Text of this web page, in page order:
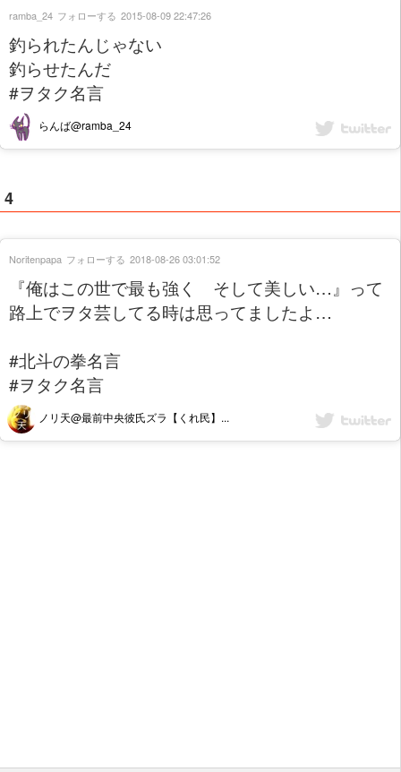
釣られたんじゃない
釣らせたんだ
#ヲタク名言
らんば@ramba_24
ramba_24 フォローする 2015-08-09 22:47:26
4
『俺はこの世で最も強く そして美しい…』って
路上でヲタ芸してる時は思ってましたよ…
#北斗の拳名言
#ヲタク名言
ノリ天@最前中央彼氏ズラ【くれ民】...
Noritenpapa フォローする 2018-08-26 03:01:52